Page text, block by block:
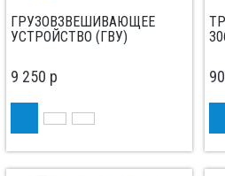
ГРУЗОВЗВЕШИВАЮЩЕЕ
УСТРОЙСТВО (ГВУ)
9 250 p 90